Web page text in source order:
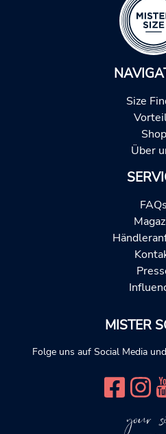
Size
Shop
Über
FAQs
MISTER
Folge uns auf Social Media
your